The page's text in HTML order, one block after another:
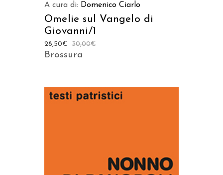
A cura di: Domenico Ciarlo
Omelie sul Vangelo di
Giovanni/1
30,00€
28,50€
Brossura